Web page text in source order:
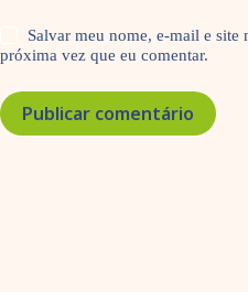
Salvar meu nome, e-mail e site
próxima vez que eu comentar.
Publicar comentário